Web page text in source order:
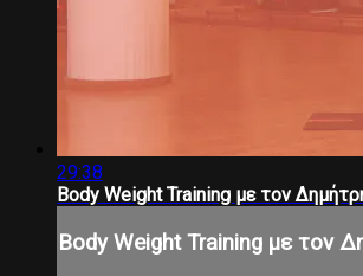
29:38
Body Weight Training με τον
Body Weight Training με τον